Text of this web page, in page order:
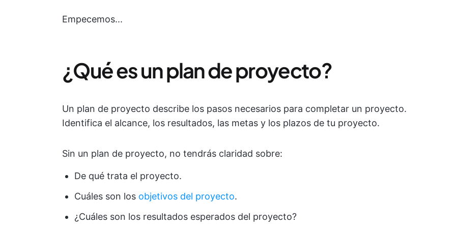
Empecemos...
¿Qué es un plan de proyecto?
Un plan de proyecto describe los pasos necesarios para completar un proyecto.
Identifica el alcance, los resultados, las metas y los plazos de tu proyecto.
Sin un plan de proyecto, no tendrás claridad sobre:
De qué trata el proyecto.
Cuáles son los objetivos del proyecto.
¿Cuáles son los resultados esperados del proyecto?